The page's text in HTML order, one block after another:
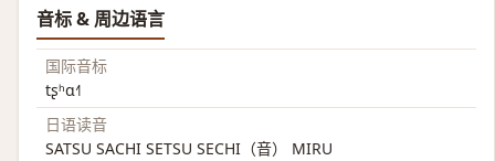
音标 & 周边语言
国际音标
tʂʰɑ˧˥
日语读音
SATSU SACHI SETSU SECHI（音） MIRU